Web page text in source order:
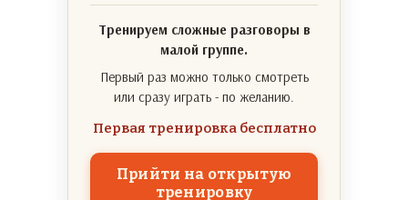
Тренируем сложные разговоры в
малой группе.
Первый раз можно только смотреть
или сразу играть - по желанию.
Первая тренировка бесплатно
Прийти на открытую
тренировку